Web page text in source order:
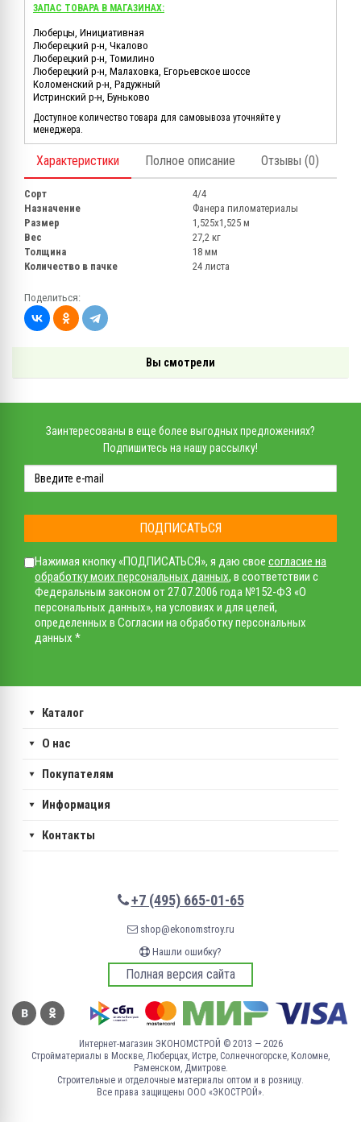
ЗАПАС ТОВАРА В МАГАЗИНАХ:
Люберцы, Инициативная
Люберецкий р-н, Чкалово
Люберецкий р-н, Томилино
Люберецкий р-н, Малаховка, Егорьевское шоссе
Коломенский р-н, Радужный
Истринский р-н, Буньково
Доступное количество товара для самовывоза уточняйте у
менеджера.
Характеристики Полное описание Отзывы (0)
Сорт
4/4
Назначение
Фанера пиломатериалы
Размер
1,525х1,525 м
Вес
27,2 кг
Толщина
18 мм
Количество в пачке
24 листа
Поделиться:
Вы смотрели
Заинтересованы в еще более выгодных предложениях?
Подпишитесь на нашу рассылку!
ПОДПИСАТЬСЯ
Нажимая кнопку «ПОДПИСАТЬСЯ», я даю свое согласие на
обработку моих персональных данных, в соответствии с
Федеральным законом от 27.07.2006 года №152-ФЗ «О
персональных данных», на условиях и для целей,
определенных в Согласии на обработку персональных
данных *
Каталог
О нас
Покупателям
Информация
Контакты
+7 (495) 665-01-65
shop@ekonomstroy.ru
Нашли ошибку?
Полная версия сайта
Интернет-магазин ЭКОНОМСТРОЙ © 2013 — 2026
Стройматериалы в Москве, Люберцах, Истре, Солнечногорске, Коломне,
Раменском, Дмитрове.
Строительные и отделочные материалы оптом и в розницу.
Все права защищены ООО «ЭКОСТРОЙ».